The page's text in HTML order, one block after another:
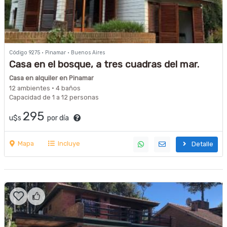
Código 9275 · Pinamar · Buenos Aires
Casa en el bosque, a tres cuadras del mar.
Casa en alquiler en Pinamar
12 ambientes · 4 baños
Capacidad de 1 a 12 personas
u$s 295 por día
Mapa Incluye Detalle